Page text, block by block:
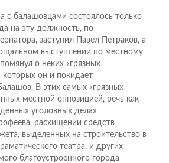
с балашовцами состоялось только
на эту должность, по
заступил Павел Петраков, а
выступлении по местному
о неких «грязных
которых он и покидает
В этих самых «грязных
местной оппозицией, речь как
уголовных делах
расхищении средств
выделенных на строительство в
театра, и других
благоустроенного города